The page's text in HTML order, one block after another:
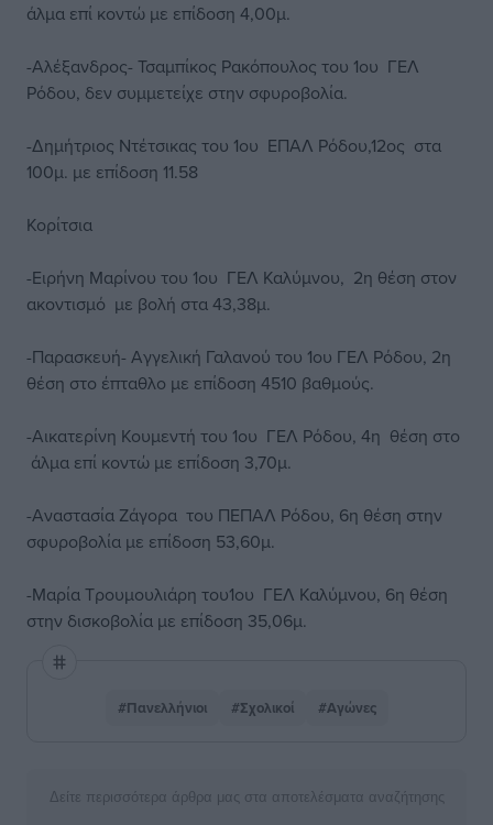
άλμα επί κοντώ με επίδοση 4,00μ.
-Αλέξανδρος- Τσαμπίκος Ρακόπουλος του 1ου ΓΕΛ
Ρόδου, δεν συμμετείχε στην σφυροβολία.
-Δημήτριος Ντέτσικας του 1ου ΕΠΑΛ Ρόδου,12ος στα
100μ. με επίδοση 11.58
Κορίτσια
-Ειρήνη Μαρίνου του 1ου ΓΕΛ Καλύμνου, 2η θέση στον
ακοντισμό με βολή στα 43,38μ.
-Παρασκευή- Αγγελική Γαλανού του 1ου ΓΕΛ Ρόδου, 2η
θέση στο έπταθλο με επίδοση 4510 βαθμούς.
-Αικατερίνη Κουμεντή του 1ου ΓΕΛ Ρόδου, 4η θέση στο
άλμα επί κοντώ με επίδοση 3,70μ.
-Αναστασία Ζάγορα του ΠΕΠΑΛ Ρόδου, 6η θέση στην
σφυροβολία με επίδοση 53,60μ.
-Μαρία Τρουμουλιάρη του1ου ΓΕΛ Καλύμνου, 6η θέση
στην δισκοβολία με επίδοση 35,06μ.
#Πανελλήνιοι #Σχολικοί #Αγώνες
Δείτε περισσότερα άρθρα μας στα αποτελέσματα αναζήτησης